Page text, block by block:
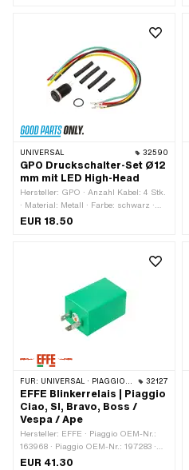
UNIVERSAL 32590
GPO Druckschalter-Set Ø12
mm mit LED High-Head
Hersteller: GPO · Anzahl Kabel: 4 Stk.
· Material: Metall · Farbe: schwarz ·
Gesamtlänge: 27 mm · Gewindeart:
EUR 18.50
FÜR: UNIVERSAL · PIAGGIO · VESPA 32127
EFFE Blinkerrelais | Piaggio
Ciao, SI, Bravo, Boss /
Vespa / Ape
Hersteller: EFFE · Piaggio OEM-Nr.:
163968 · Piaggio OEM-Nr.: 197283 ·
Piaggio OEM-Nr.: 213594 · Piaggio
EUR 41.30